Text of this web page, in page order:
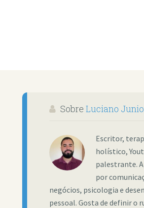
Sobre Luciano
Escritor,
holístico,
palestrante.
por
negócios, psicologia e
pessoal. Gosta de definir o